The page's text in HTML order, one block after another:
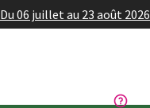
Du 06 juillet au 23 août 2026